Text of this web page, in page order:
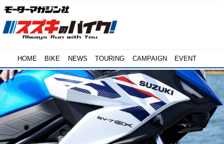
HOME BIKE NEWS TOURING CAMPAIGN EVENT